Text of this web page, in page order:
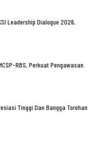
Leadership Dialogue 2026,
RBS, Perkuat Pengawasan
Tinggi Dan Bangga Torehan